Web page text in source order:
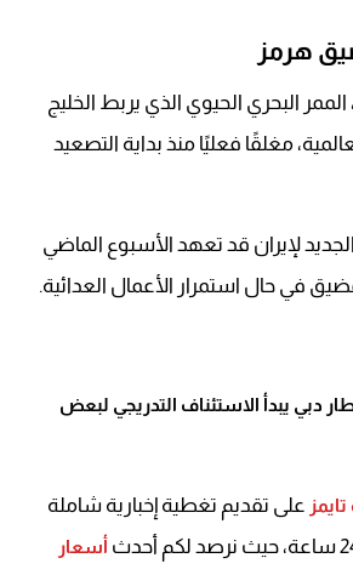
هرمز
البحري الحيوي الذي يربط الخليج
مغلقًا فعليًا منذ بداية التصعيد
لإيران قد تعهد الأسبوع الماضي
في حال استمرار الأعمال العدائية.
دبي يبدأ الاستئناف التدريجي لبعض
على تقديم تغطية إخبارية شاملة
أسعار